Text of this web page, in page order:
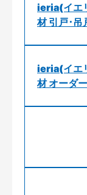
ieria(イエ
材 引戸･吊
ieria(イエ
材 オーダ